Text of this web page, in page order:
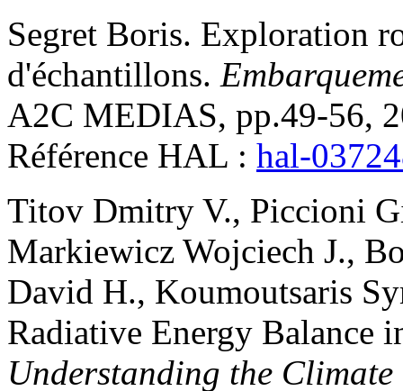
Segret Boris. Exploration
d'échantillons.
A2C MEDIAS, pp.49-56,
Référence HAL : hal-
Titov Dmitry V., Piccioni
Markiewicz Wojciech J.,
David H., Koumoutsaris
Radiative Energy Balance
Understanding the Climate